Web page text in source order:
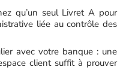
qu’un seul Livret A pour
liée au contrôle des
avec votre banque : une
client suffit à prouver